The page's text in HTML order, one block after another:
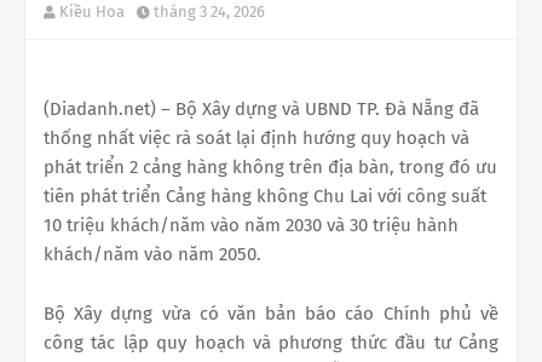
Kiều Hoa tháng 3 24, 2026
(Diadanh.net) – Bộ Xây dựng và UBND TP. Đà Nẵng đã
thống nhất việc rà soát lại định hướng quy hoạch và
phát triển 2 cảng hàng không trên địa bàn, trong đó ưu
tiên phát triển Cảng hàng không Chu Lai với công suất
10 triệu khách/năm vào năm 2030 và 30 triệu hành
khách/năm vào năm 2050.
Bộ Xây dựng vừa có văn bản báo cáo Chính phủ về
công tác lập quy hoạch và phương thức đầu tư Cảng